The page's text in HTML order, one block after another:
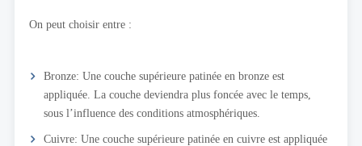
On peut choisir entre :
Bronze: Une couche supérieure patinée en bronze est
appliquée. La couche deviendra plus foncée avec le temps,
sous l’influence des conditions atmosphériques.
Cuivre: Une couche supérieure patinée en cuivre est appliquée